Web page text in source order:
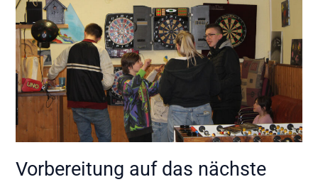
Vorbereitung auf das nächste
nächste
Dart-
Turnier